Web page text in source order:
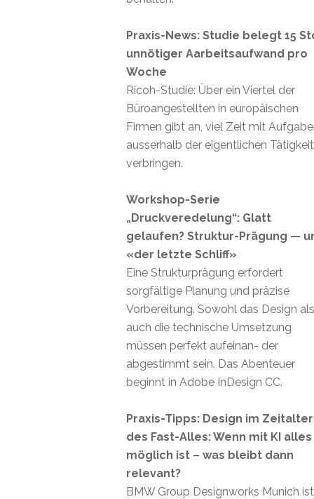
Praxis-News: Studie belegt 15
unnötiger Aarbeitsaufwand pro
Woche
Ricoh-Studie: Über ein Viertel der
Büroangestellten in europäischen
Firmen gibt an, viel Zeit mit
ausserhalb der eigentlichen
verbringen.
Workshop-Serie
„Druckveredelung“: Glatt
gelaufen? Struktur-Prägung —
«der letzte Schliff»
Eine Strukturprägung erfordert
sorgfältige Planung und präzise
Vorbereitung. Sowohl das Design als
auch die technische Umsetzung
müssen perfekt aufeinan- der
abgestimmt sein. Das Abenteuer
beginnt in Adobe InDesign CC.
Praxis-Tipps: Design im Zeitalter
des Fast-Alles: Wenn mit KI alles
möglich ist – was bleibt dann
relevant?
BMW Group Designworks Munich ist